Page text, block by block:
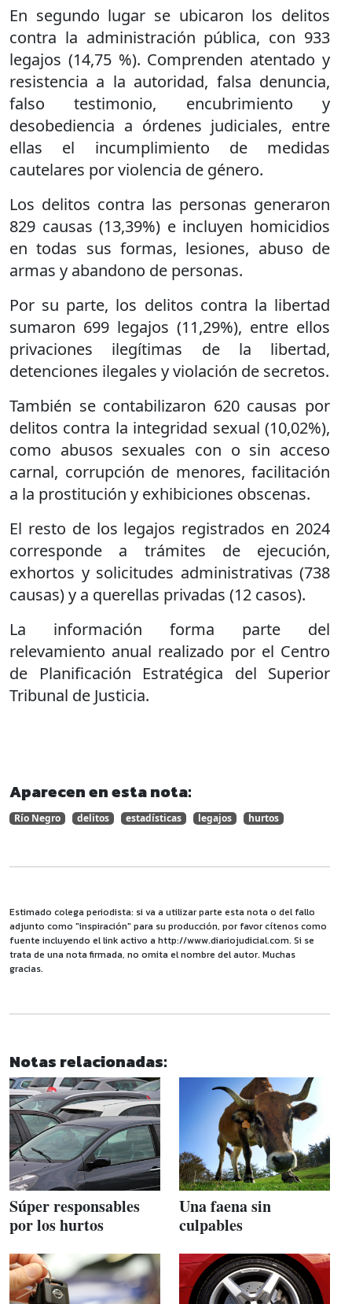
En segundo lugar se ubicaron los delitos
contra la administración pública, con 933
legajos (14,75 %). Comprenden atentado y
resistencia a la autoridad, falsa denuncia,
falso testimonio, encubrimiento y
desobediencia a órdenes judiciales, entre
ellas el incumplimiento de medidas
cautelares por violencia de género.
Los delitos contra las personas generaron
829 causas (13,39%) e incluyen homicidios
en todas sus formas, lesiones, abuso de
armas y abandono de personas.
Por su parte, los delitos contra la libertad
sumaron 699 legajos (11,29%), entre ellos
privaciones ilegítimas de la libertad,
detenciones ilegales y violación de secretos.
También se contabilizaron 620 causas por
delitos contra la integridad sexual (10,02%),
como abusos sexuales con o sin acceso
carnal, corrupción de menores, facilitación
a la prostitución y exhibiciones obscenas.
El resto de los legajos registrados en 2024
corresponde a trámites de ejecución,
exhortos y solicitudes administrativas (738
causas) y a querellas privadas (12 casos).
La información forma parte del
relevamiento anual realizado por el Centro
de Planificación Estratégica del Superior
Tribunal de Justicia.
Aparecen en esta nota:
Río Negro delitos estadísticas legajos hurtos
Estimado colega periodista: si va a utilizar parte esta nota o del fallo
adjunto como "inspiración" para su producción, por favor cítenos como
fuente incluyendo el link activo a http://www.diariojudicial.com. Si se
trata de una nota firmada, no omita el nombre del autor. Muchas
gracias.
Notas relacionadas:
Súper responsables
por los hurtos
Una faena sin
culpables